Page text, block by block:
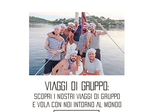
VIAGGI DI GRUPPO:
SCOPRI I NOSTRI VIAGGI DI GRUPPO
E VOLA CON NOI INTORNO AL MONDO